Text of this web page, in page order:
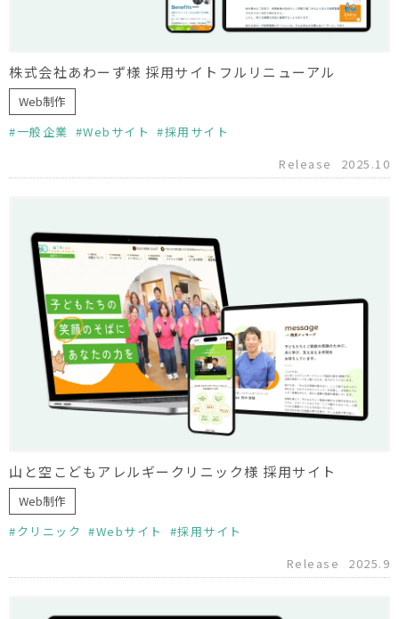
株式会社あわーず様 採用サイトフルリニューアル
Web制作
一般企業
Webサイト
採用サイト
Release
2025.10
山と空こどもアレルギークリニック様 採用サイト
Web制作
クリニック
Webサイト
採用サイト
Release
2025.9